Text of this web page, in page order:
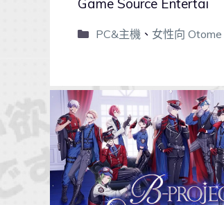
PC&主機 、 女性向 Otome